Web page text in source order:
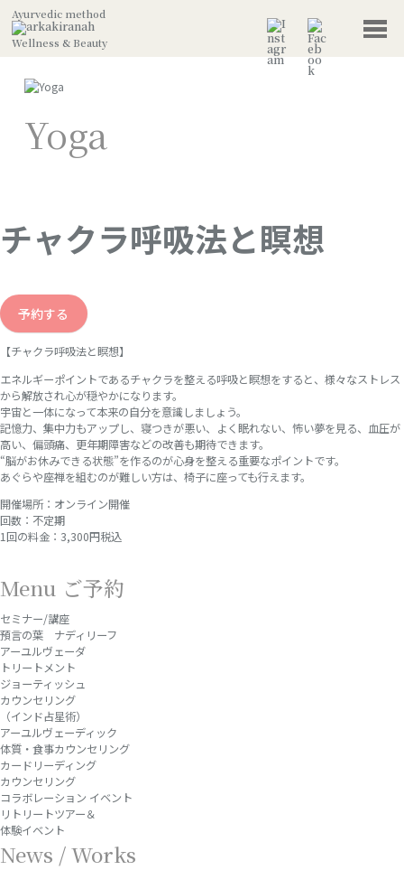
Ayurvedic method
Wellness & Beauty
Yoga
チャクラ呼吸法と瞑想
予約する
【チャクラ呼吸法と瞑想】
エネルギーポイントであるチャクラを整える呼吸と瞑想をすると、様々なストレス
から解放され心が穏やかになります。
宇宙と一体になって本来の自分を意識しましょう。
記憶力、集中力もアップし、寝つきが悪い、よく眠れない、怖い夢を見る、血圧が
高い、偏頭痛、更年期障害などの改善も期待できます。
“脳がお休みできる状態”を作るのが心身を整える重要なポイントです。
あぐらや座禅を組むのが難しい方は、椅子に座っても行えます。
開催場所：オンライン開催
回数：不定期
1回の料金：3,300円税込
Menu ご予約
セミナー/講座
預言の葉 ナディリーフ
アーユルヴェーダ
トリートメント
ジョーティッシュ
カウンセリング
（インド占星術）
アーユルヴェーディック
体質・食事カウンセリング
カードリーディング
カウンセリング
コラボレーション イベント
リトリートツアー＆
体験イベント
News / Works